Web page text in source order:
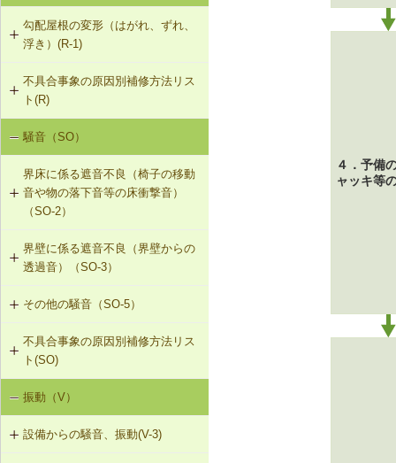
勾配屋根の変形（はがれ、ずれ、
浮き）(R-1)
R-1-101 むな木の交換
R-1-102 母屋の増設
R-1-103 小屋束の増設
R-1-104 たる木の交換
R-1-106 たる木、下地板のレベルの
置
き）
R-1-601 屋根下地材・ふき材の交換
不具合事象の原因別補修方法リス
ト(R)
勾配屋根の変形（はがれ、ずれ、浮
き）（R-1）
騒音（SO）
界床に係る遮音不良（椅子の移動
音や物の落下音等の床衝撃音）
（SO-2）
SO-2-501 軽量床衝撃音に対する遮
音性能のあるフローリング材（床下
地材等を含む）への交換
界壁に係る遮音不良（界壁からの
透過音）（SO-3）
SO-3-501 界壁へのせっこうボード
の増し張り
その他の騒音（SO-5）
SO-5-501 外壁内透湿防水シートの
留め付け補修
不具合事象の原因別補修方法リス
ト(SO)
界床に係る遮音不良（床歩行音等の
床衝撃音）（SO-1）
界床に係る遮音不良（椅子の移動音
振動（V）
設備からの騒音、振動(V-3)
４．予備
ャッキ等